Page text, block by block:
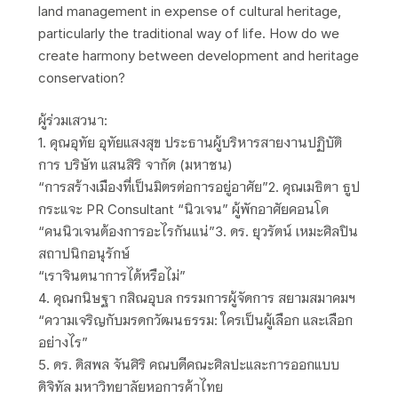
land management in expense of cultural heritage,
particularly the traditional way of life. How do we
create harmony between development and heritage
conservation?
ผู้ร่วมเสวนา:
1. คุณอุทัย อุทัยแสงสุข ประธานผู้บริหารสายงานปฏิบัติ
การ บริษัท แสนสิริ จากัด (มหาชน)
“การสร้างเมืองที่เป็นมิตรต่อการอยู่อาศัย”2. คุณเมธิตา ธูป
กระแจะ PR Consultant “นิวเจน” ผู้พักอาศัยคอนโด
“คนนิวเจนต้องการอะไรกันแน่”3. ดร. ยุวรัตน์ เหมะศิลปิน
สถาปนิกอนุรักษ์
“เราจินตนาการได้หรือไม่”
4. คุณกนิษฐา กสิณอุบล กรรมการผู้จัดการ สยามสมาคมฯ
“ความเจริญกับมรดกวัฒนธรรม: ใครเป็นผู้เลือก และเลือก
อย่างไร”
5. ดร. ดิสพล จันศิริ คณบดีคณะศิลปะและการออกแบบ
ดิจิทัล มหาวิทยาลัยหอการค้าไทย